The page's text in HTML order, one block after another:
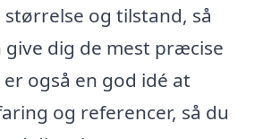
og tilstand, så
dig de mest præcise
også en god idé at
og referencer, så du